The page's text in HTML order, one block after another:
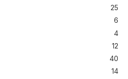
25
6
4
12
40
14